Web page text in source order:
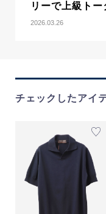
リーで上級トー
2026.03.26
チェックしたアイ